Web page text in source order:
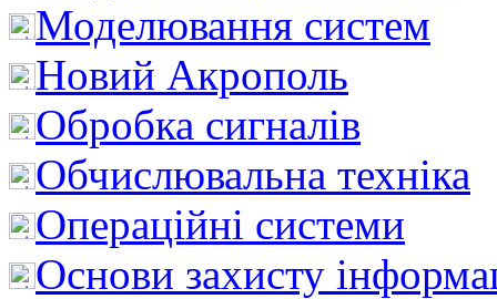
Моделювання систем
Новий Акрополь
Обробка сигналів
Обчислювальна техніка
Операційні системи
Основи захисту